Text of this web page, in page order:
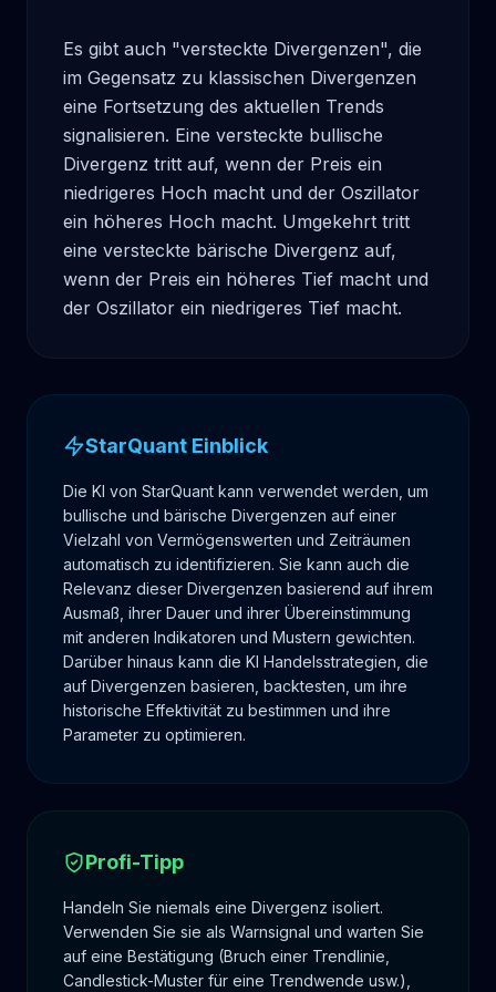
Es gibt auch "versteckte Divergenzen", die
im Gegensatz zu klassischen Divergenzen
eine Fortsetzung des aktuellen Trends
signalisieren. Eine versteckte bullische
Divergenz tritt auf, wenn der Preis ein
niedrigeres Hoch macht und der Oszillator
ein höheres Hoch macht. Umgekehrt tritt
eine versteckte bärische Divergenz auf,
wenn der Preis ein höheres Tief macht und
der Oszillator ein niedrigeres Tief macht.
StarQuant Einblick
Die KI von StarQuant kann verwendet werden, um
bullische und bärische Divergenzen auf einer
Vielzahl von Vermögenswerten und Zeiträumen
automatisch zu identifizieren. Sie kann auch die
Relevanz dieser Divergenzen basierend auf ihrem
Ausmaß, ihrer Dauer und ihrer Übereinstimmung
mit anderen Indikatoren und Mustern gewichten.
Darüber hinaus kann die KI Handelsstrategien, die
auf Divergenzen basieren, backtesten, um ihre
historische Effektivität zu bestimmen und ihre
Parameter zu optimieren.
Profi-Tipp
Handeln Sie niemals eine Divergenz isoliert.
Verwenden Sie sie als Warnsignal und warten Sie
auf eine Bestätigung (Bruch einer Trendlinie,
Candlestick-Muster für eine Trendwende usw.),